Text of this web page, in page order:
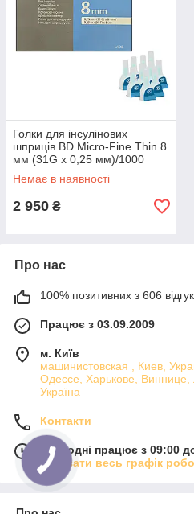
Голки для інсулінових
шприців BD Micro-Fine Thin 8
мм (31G x 0,25 мм)/1000
штук
Немає в наявності
2 950 ₴
Про нас
100% позитивних з 606
Працює з 03.09.2009
м. Київ
машинистовская , Киев,
Одессе, Харькове, Виннице,
Україна
Контакти
Сьогодні працює з 09:00
Показати весь графік